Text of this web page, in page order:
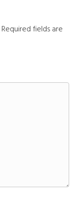
Required fields are